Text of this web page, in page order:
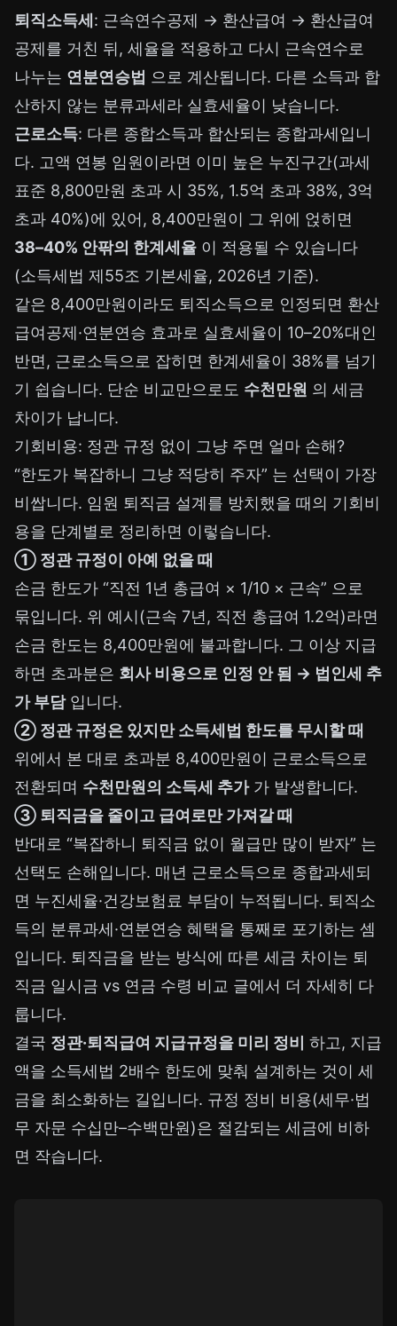
퇴직소득세 : 근속연수공제 → 환산급여 → 환산급여
공제를 거친 뒤, 세율을 적용하고 다시 근속연수로
나누는 연분연승법 으로 계산됩니다. 다른 소득과 합
산하지 않는 분류과세라 실효세율이 낮습니다.
근로소득: 다른 종합소득과 합산되는 종합과세입니
다. 고액 연봉 임원이라면 이미 높은 누진구간(과세
표준 8,800만원 초과 시 35%, 1.5억 초과 38%, 3억
초과 40%)에 있어, 8,400만원이 그 위에 얹히면
38–40% 안팎의 한계세율 이 적용될 수 있습니다
(소득세법 제55조 기본세율, 2026년 기준).
같은 8,400만원이라도 퇴직소득으로 인정되면 환산
급여공제·연분연승 효과로 실효세율이 10–20%대인
반면, 근로소득으로 잡히면 한계세율이 38%를 넘기
기 쉽습니다. 단순 비교만으로도 수천만원 의 세금
차이가 납니다.
기회비용: 정관 규정 없이 그냥 주면 얼마 손해?
“한도가 복잡하니 그냥 적당히 주자” 는 선택이 가장
비쌉니다. 임원 퇴직금 설계를 방치했을 때의 기회비
용을 단계별로 정리하면 이렇습니다.
① 정관 규정이 아예 없을 때
손금 한도가 “직전 1년 총급여 × 1/10 × 근속” 으로
묶입니다. 위 예시(근속 7년, 직전 총급여 1.2억)라면
손금 한도는 8,400만원에 불과합니다. 그 이상 지급
하면 초과분은 회사 비용으로 인정 안 됨 → 법인세 추
가 부담입니다.
② 정관 규정은 있지만 소득세법 한도를 무시할 때
위에서 본 대로 초과분 8,400만원이 근로소득으로
전환되며 수천만원의 소득세 추가가 발생합니다.
③ 퇴직금을 줄이고 급여로만 가져갈 때
반대로 “복잡하니 퇴직금 없이 월급만 많이 받자” 는
선택도 손해입니다. 매년 근로소득으로 종합과세되
면 누진세율·건강보험료 부담이 누적됩니다. 퇴직소
득의 분류과세·연분연승 혜택을 통째로 포기하는 셈
입니다. 퇴직금을 받는 방식에 따른 세금 차이는 퇴
직금 일시금 vs 연금 수령 비교 글에서 더 자세히 다
룹니다.
결국 정관·퇴직급여 지급규정을 미리 정비 하고, 지급
액을 소득세법 2배수 한도에 맞춰 설계하는 것이 세
금을 최소화하는 길입니다. 규정 정비 비용(세무·법
무 자문 수십만–수백만원)은 절감되는 세금에 비하
면 작습니다.